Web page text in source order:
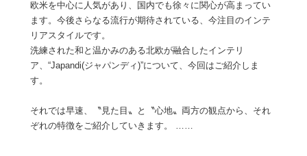
欧米を中心に人気があり、国内でも徐々に関心が高まってい
ます。今後さらなる流行が期待されている、今注目のインテ
リアスタイルです。
洗練された和と温かみのある北欧が融合したインテリ
ア、“Japandi(ジャパンディ)”について、今回はご紹介しま
す。
それでは早速、〝見た目〟と〝心地〟両方の観点から、それ
ぞれの特徴をご紹介していきます。 ……